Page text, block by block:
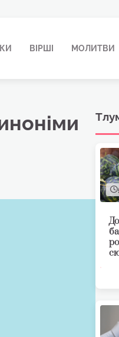
ВІРШІ МОЛИТВИ